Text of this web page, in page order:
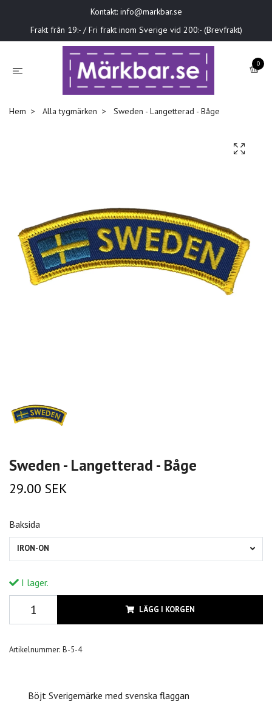
Kontakt: info@markbar.se
Frakt från 19:- / Fri frakt inom Sverige vid 200:- (Brevfrakt)
0
Hem Alla tygmärken Sweden - Langetterad - Båge
Sweden - Langetterad - Båge
29.00 SEK
Baksida
IRON-ON
I lager.
LÄGG I KORGEN
Artikelnummer: B-5-4
Böjt Sverigemärke med svenska flaggan